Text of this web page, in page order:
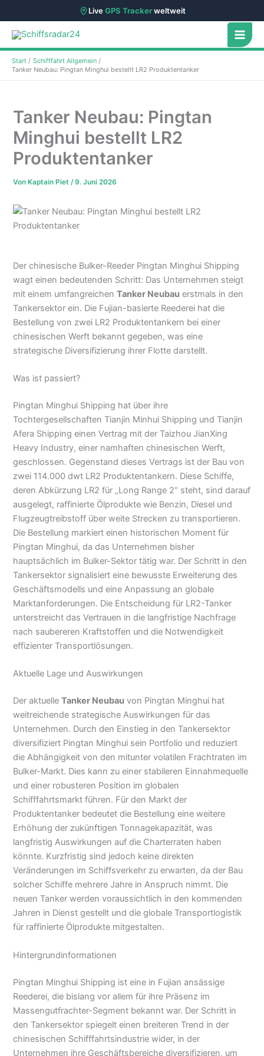
LiveGPS Trackerweltweit
Zum
Inhalt
springen
Start
Schifffahrt Allgemein
Tanker Neubau: Pingtan Minghui bestellt LR2 Produktentanker
Tanker Neubau: Pingtan
Minghui bestellt LR2
Produktentanker
Von Kaptain Piet/9. Juni 2026
Der chinesische Bulker-Reeder Pingtan Minghui Shipping
wagt einen bedeutenden Schritt: Das Unternehmen steigt
mit einem umfangreichenTanker Neubau erstmals in den
Tankersektor ein. Die Fujian-basierte Reederei hat die
Bestellung von zwei LR2 Produktentankern bei einer
chinesischen Werft bekannt gegeben, was eine
strategische Diversifizierung ihrer Flotte darstellt.
Was ist passiert?
Pingtan Minghui Shipping hat über ihre
Tochtergesellschaften Tianjin Minhui Shipping und Tianjin
Afera Shipping einen Vertrag mit der Taizhou JianXing
Heavy Industry, einer namhaften chinesischen Werft,
geschlossen. Gegenstand dieses Vertrags ist der Bau von
zwei 114.000 dwt LR2 Produktentankern. Diese Schiffe,
deren Abkürzung LR2 für „Long Range 2“ steht, sind darauf
ausgelegt, raffinierte Ölprodukte wie Benzin, Diesel und
Flugzeugtreibstoff über weite Strecken zu transportieren.
Die Bestellung markiert einen historischen Moment für
Pingtan Minghui, da das Unternehmen bisher
hauptsächlich im Bulker-Sektor tätig war. Der Schritt in den
Tankersektor signalisiert eine bewusste Erweiterung des
Geschäftsmodells und eine Anpassung an globale
Marktanforderungen. Die Entscheidung für LR2-Tanker
unterstreicht das Vertrauen in die langfristige Nachfrage
nach saubereren Kraftstoffen und die Notwendigkeit
effizienter Transportlösungen.
Aktuelle Lage und Auswirkungen
Der aktuelleTanker Neubau von Pingtan Minghui hat
weitreichende strategische Auswirkungen für das
Unternehmen. Durch den Einstieg in den Tankersektor
diversifiziert Pingtan Minghui sein Portfolio und reduziert
die Abhängigkeit von den mitunter volatilen Frachtraten im
Bulker-Markt. Dies kann zu einer stabileren Einnahmequelle
und einer robusteren Position im globalen
Schifffahrtsmarkt führen. Für den Markt der
Produktentanker bedeutet die Bestellung eine weitere
Erhöhung der zukünftigen Tonnagekapazität, was
langfristig Auswirkungen auf die Charterraten haben
könnte. Kurzfristig sind jedoch keine direkten
Veränderungen im Schiffsverkehr zu erwarten, da der Bau
solcher Schiffe mehrere Jahre in Anspruch nimmt. Die
neuen Tanker werden voraussichtlich in den kommenden
Jahren in Dienst gestellt und die globale Transportlogistik
für raffinierte Ölprodukte mitgestalten.
Hintergrundinformationen
Pingtan Minghui Shipping ist eine in Fujian ansässige
Reederei, die bislang vor allem für ihre Präsenz im
Massengutfrachter-Segment bekannt war. Der Schritt in
den Tankersektor spiegelt einen breiteren Trend in der
chinesischen Schifffahrtsindustrie wider, in der
Unternehmen ihre Geschäftsbereiche diversifizieren, um